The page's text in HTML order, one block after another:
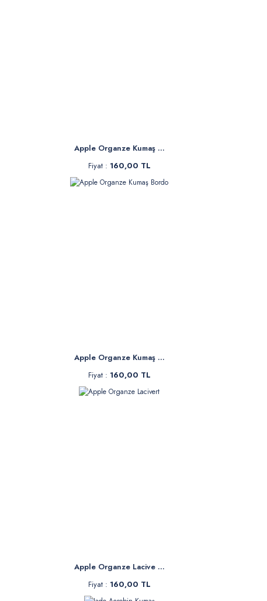
Apple Organze Kumaş ...
Fiyat : 160,00 TL
Apple Organze Kumaş ...
Fiyat : 160,00 TL
Apple Organze Lacive ...
Fiyat : 160,00 TL